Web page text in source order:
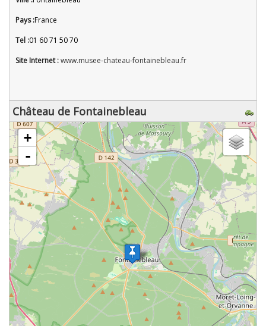
Pays :France
Tel :01 60 71 50 70
Site Internet :www.musee-chateau-fontainebleau.fr
Château de Fontainebleau
chargement de la carte - veuillez patienter...
+
-